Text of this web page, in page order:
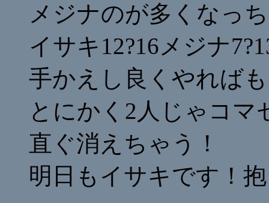
メジナのが多くなっ
イサキ12?16メジナ
手かえし良くやれば
とにかく2人じゃコマ
直ぐ消えちゃう！
明日もイサキです！